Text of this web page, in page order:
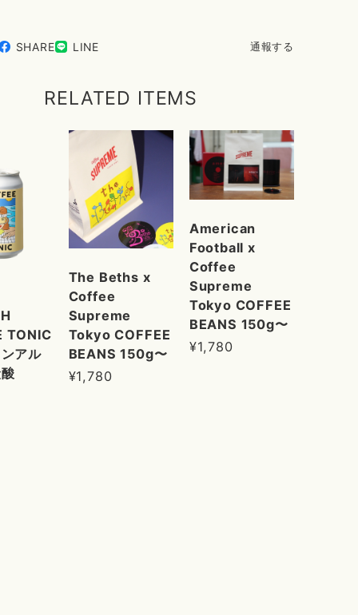
SHARE LINE 通報する
RELATED ITEMS
TONIC
アル
The Beths x
Coffee
Supreme
Tokyo COFFEE
BEANS 150g〜
¥1,780
American
Football x
Coffee
Supreme
Tokyo COFFEE
BEANS 150g〜
¥1,780